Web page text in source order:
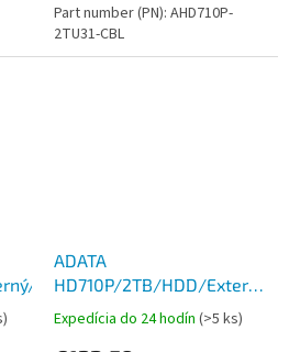
Part number (PN): AHD710P-
2TU31-CBL
2.5''/Modrá/3R
ADATA
HD710P/2TB/HDD/Externý/
Červená/3R
Expedícia do 24 hodín (>5 ks)